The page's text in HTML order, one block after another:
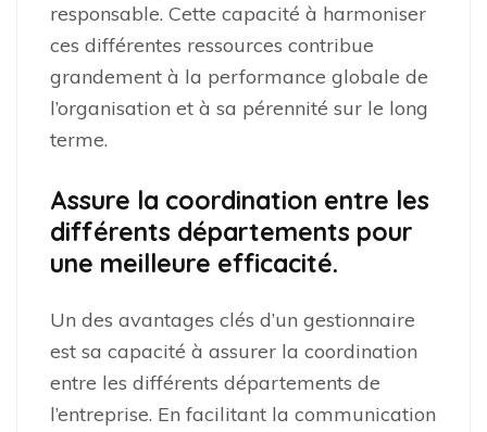
responsable. Cette capacité à harmoniser
ces différentes ressources contribue
grandement à la performance globale de
l’organisation et à sa pérennité sur le long
terme.
Assure la coordination entre les
différents départements pour
une meilleure efficacité.
Un des avantages clés d’un gestionnaire
est sa capacité à assurer la coordination
entre les différents départements de
l’entreprise. En facilitant la communication